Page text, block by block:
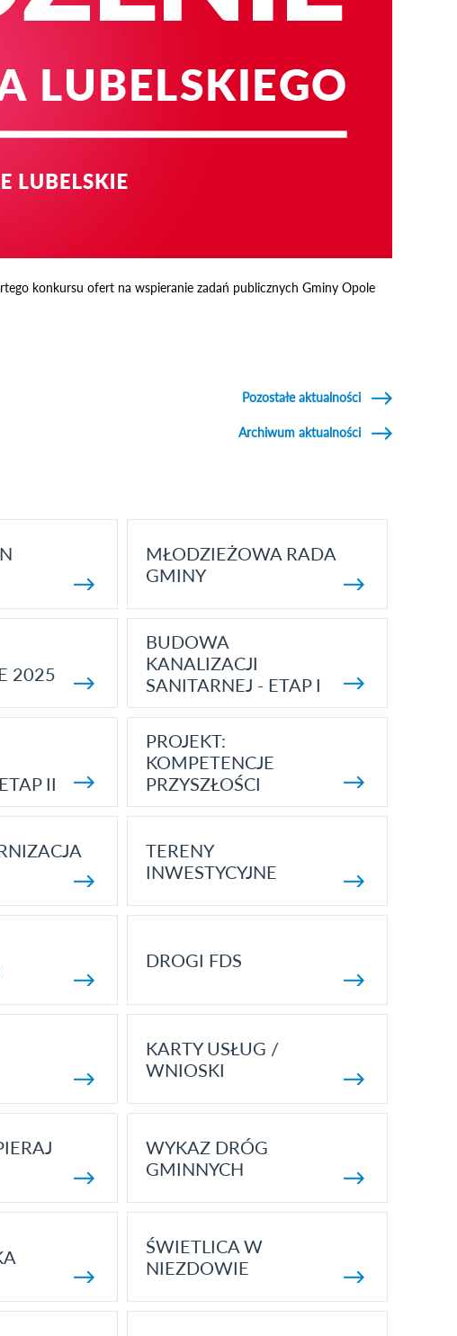
konkursu ofert na wspieranie zadań publicznych Gminy Opole
Pozostałe aktualności
Archiwum aktualności
MŁODZIEŻOWA RADA
GMINY
2025
BUDOWA
KANALIZACJI
SANITARNEJ - ETAP I
II
PROJEKT:
KOMPETENCJE
PRZYSZŁOŚCI
TERENY
INWESTYCYJNE
DROGI FDS
KARTY USŁUG /
WNIOSKI
WYKAZ DRÓG
GMINNYCH
ŚWIETLICA W
NIEZDOWIE